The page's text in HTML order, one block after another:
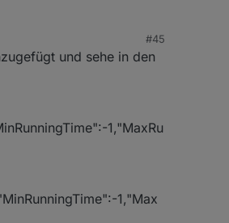
BaseID neu generiert...
#45
und sehe in den
1,"MaxRu
1,"Max